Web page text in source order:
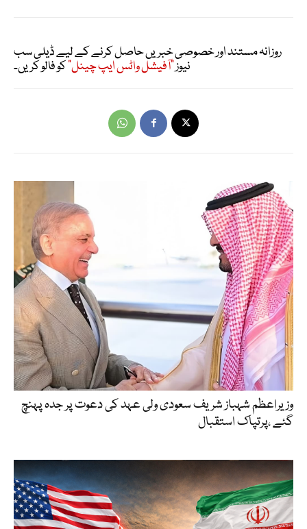
روزانہ مستند اور خصوصی خبریں حاصل کرنے کے لیے ڈیلی سب
نیوز"آفیشل واٹس ایپ چینل"کو فالو کریں۔
وزیراعظم شہباز شریف سعودی ولی عہد کی دعوت پر جدہ پہنچ
گئے ،پرتپاک استقبال